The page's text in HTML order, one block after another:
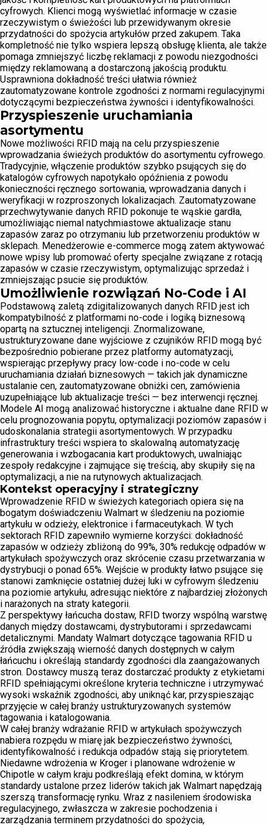
cyfrowych. Klienci mogą wyświetlać informacje w czasie
rzeczywistym o świeżości lub przewidywanym okresie
przydatności do spożycia artykułów przed zakupem. Taka
kompletność nie tylko wspiera lepszą obsługę klienta, ale także
pomaga zmniejszyć liczbę reklamacji z powodu niezgodności
między reklamowaną a dostarczoną jakością produktu.
Usprawniona dokładność treści ułatwia również
zautomatyzowane kontrole zgodności z normami regulacyjnymi
dotyczącymi bezpieczeństwa żywności i identyfikowalności.
Przyspieszenie uruchamiania
asortymentu
Nowe możliwości RFID mają na celu przyspieszenie
wprowadzania świeżych produktów do asortymentu cyfrowego.
Tradycyjnie, włączenie produktów szybko psujących się do
katalogów cyfrowych napotykało opóźnienia z powodu
konieczności ręcznego sortowania, wprowadzania danych i
weryfikacji w rozproszonych lokalizacjach. Zautomatyzowane
przechwytywanie danych RFID pokonuje te wąskie gardła,
umożliwiając niemal natychmiastowe aktualizacje stanu
zapasów zaraz po otrzymaniu lub przetworzeniu produktów w
sklepach. Menedżerowie e-commerce mogą zatem aktywować
nowe wpisy lub promować oferty specjalne związane z rotacją
zapasów w czasie rzeczywistym, optymalizując sprzedaż i
zmniejszając psucie się produktów.
Umożliwienie rozwiązań No-Code i AI
Podstawową zaletą zdigitalizowanych danych RFID jest ich
kompatybilność z platformami no-code i logiką biznesową
opartą na sztucznej inteligencji. Znormalizowane,
ustrukturyzowane dane wyjściowe z czujników RFID mogą być
bezpośrednio pobierane przez platformy automatyzacji,
wspierając przepływy pracy low-code i no-code w celu
uruchamiania działań biznesowych — takich jak dynamiczne
ustalanie cen, zautomatyzowane obniżki cen, zamówienia
uzupełniające lub aktualizacje treści — bez interwencji ręcznej.
Modele AI mogą analizować historyczne i aktualne dane RFID w
celu prognozowania popytu, optymalizacji poziomów zapasów i
udoskonalania strategii asortymentowych. W przypadku
infrastruktury treści wspiera to skalowalną automatyzację
generowania i wzbogacania kart produktowych, uwalniając
zespoły redakcyjne i zajmujące się treścią, aby skupiły się na
optymalizacji, a nie na rutynowych aktualizacjach.
Kontekst operacyjny i strategiczny
Wprowadzenie RFID w świeżych kategoriach opiera się na
bogatym doświadczeniu Walmart w śledzeniu na poziomie
artykułu w odzieży, elektronice i farmaceutykach. W tych
sektorach RFID zapewniło wymierne korzyści: dokładność
zapasów w odzieży zbliżoną do 99%, 30% redukcję odpadów w
artykułach spożywczych oraz skrócenie czasu przetwarzania w
dystrybucji o ponad 65%. Wejście w produkty łatwo psujące się
stanowi zamknięcie ostatniej dużej luki w cyfrowym śledzeniu
na poziomie artykułu, adresując niektóre z najbardziej złożonych
i narażonych na straty kategorii.
Z perspektywy łańcucha dostaw, RFID tworzy wspólną warstwę
danych między dostawcami, dystrybutorami i sprzedawcami
detalicznymi. Mandaty Walmart dotyczące tagowania RFID u
źródła zwiększają wierność danych dostępnych w całym
łańcuchu i określają standardy zgodności dla zaangażowanych
stron. Dostawcy muszą teraz dostarczać produkty z etykietami
RFID spełniającymi określone kryteria techniczne i utrzymywać
wysoki wskaźnik zgodności, aby uniknąć kar, przyspieszając
przyjęcie w całej branży ustrukturyzowanych systemów
tagowania i katalogowania.
W całej branży wdrażanie RFID w artykułach spożywczych
nabiera rozpędu w miarę jak bezpieczeństwo żywności,
identyfikowalność i redukcja odpadów stają się priorytetem.
Niedawne wdrożenia w Kroger i planowane wdrożenie w
Chipotle w całym kraju podkreślają efekt domina, w którym
standardy ustalone przez liderów takich jak Walmart napędzają
szerszą transformację rynku. Wraz z nasileniem środowiska
regulacyjnego, zwłaszcza w zakresie pochodzenia i
zarządzania terminem przydatności do spożycia,